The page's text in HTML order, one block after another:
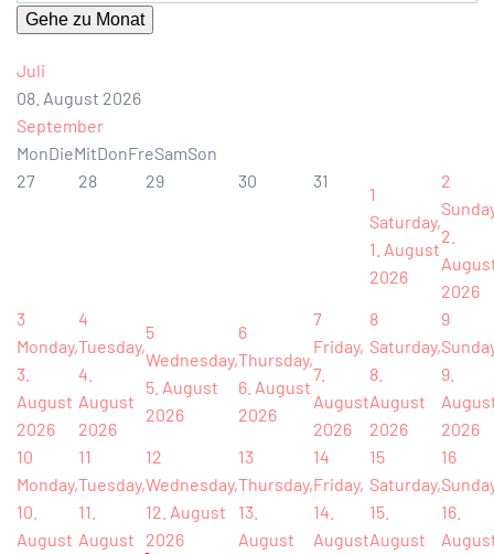
Gehe zu Monat
Juli
08. August 2026
September
MonDieMitDonFreSamSon
27
28 29 30 31
1
Saturday,
1. August
2026
2
2.
2026
3
Monday,
3.
August
2026
4
Tuesday,
4.
August
2026
5
Wednesday,
5. August
2026
6
Thursday,
6. August
2026
7
Friday,
7.
August
2026
8
Saturday,
8.
August
2026
9
9.
2026
10
Monday,
10.
August
11
Tuesday,
11.
August
12
Wednesday,
12. August
2026
13
Thursday,
13.
August
14
Friday,
14.
August
15
Saturday,
15.
August
16
16.